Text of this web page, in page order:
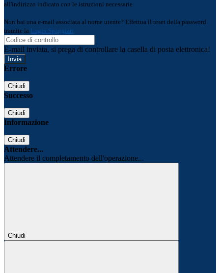
all'indirizzo indicato con le istruzioni necessarie.
Non hai una e-mail associata al nome utente? Effettua il reset della password
tramite la Login Spaggiari
E-mail inviata, si prega di controllare la casella di posta elettronica!
Errore
Chiudi
Successo
Chiudi
Informazione
Chiudi
Attendere...
Attendere il completamento dell'operazione...
Chiudi